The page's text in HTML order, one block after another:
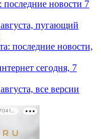
новости 7
пугающий
последние новости,
сегодня, 7
все версии
РЕКЛАМА • ООО «ДРУЖБА» ИНН 9704146411